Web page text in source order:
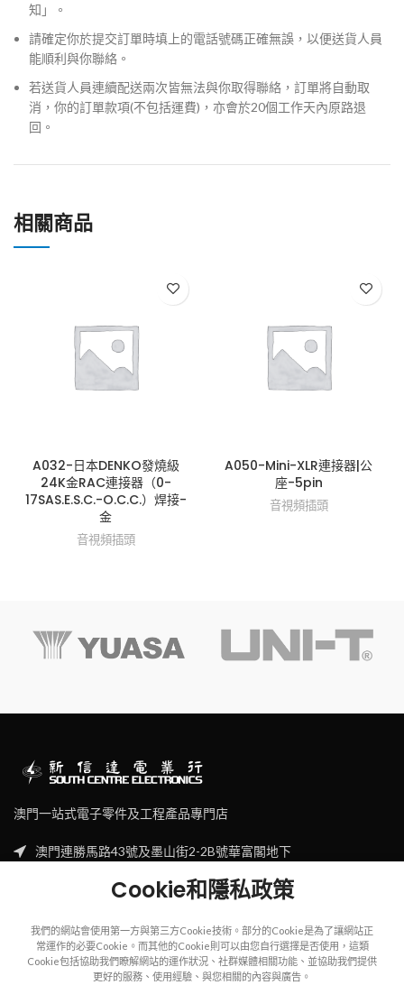
知」。
請確定你於提交訂單時填上的電話號碼正確無誤，以便送貨人員
能順利與你聯絡。
若送貨人員連續配送兩次皆無法與你取得聯絡，訂單將自動取
消，你的訂單款項(不包括運費)，亦會於20個工作天內原路退
回。
相關商品
A032-日本DENKO發燒級
24K金RAC連接器（0-
17SAS.E.S.C.-O.C.C.）焊接-
金
音視頻插頭
A050-Mini-XLR連接器|公
座-5pin
音視頻插頭
澳門一站式電子零件及工程產品專門店
澳門連勝馬路43號及墨山街2-2B號華富閣地下
Cookie和隱私政策
我們的網站會使用第一方與第三方Cookie技術。部分的Cookie是為了讓網站正
常運作的必要Cookie。而其他的Cookie則可以由您自行選擇是否使用，這類
Cookie包括協助我們瞭解網站的運作狀況、社群媒體相關功能、並協助我們提供
更好的服務、使用經驗、與您相關的內容與廣告。